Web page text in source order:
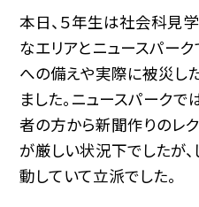
本日、５年生は社会科見
なエリアとニュースパーク
への備えや実際に被災し
ました。ニュースパーク
者の方から新聞作りのレ
が厳しい状況下でしたが
動していて立派でした。